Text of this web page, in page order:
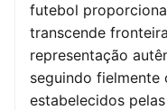
futebol
transcende
representação
seguindo
estabelecidos